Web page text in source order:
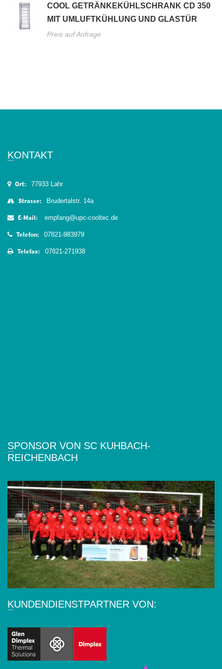
COOL GETRÄNKEKÜHLSCHRANK CD 350
MIT UMLUFTKÜHLUNG UND GLASTÜR
Preis auf Anfrage
KONTAKT
Ort: 77933 Lahr
Strasse: Brudertalstr. 14a
E-Mail: empfang@upc-cooltec.de
Telefon: 07821-983979
Telefax: 07821-271938
SPONSOR VON SC KUHBACH-
REICHENBACH
KUNDENDIENSTPARTNER VON: